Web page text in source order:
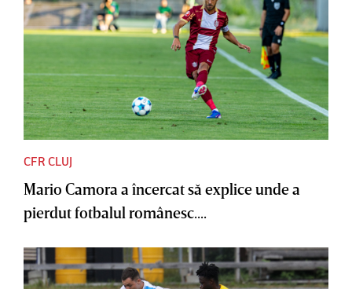
CFR CLUJ
Mario Camora a încercat să explice unde a
pierdut fotbalul românesc....